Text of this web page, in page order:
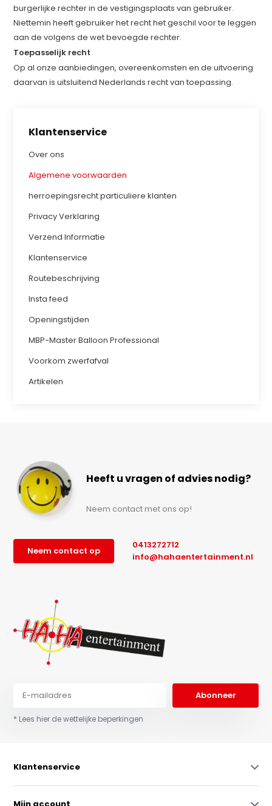
Klantenservice
Over ons
Algemene voorwaarden
herroepingsrecht particuliere klanten
Privacy Verklaring
Verzend Informatie
Klantenservice
Routebeschrijving
Insta feed
Openingstijden
MBP-Master Balloon Professional
Voorkom zwerfafval
Artikelen
burgerlijke rechter in de vestigingsplaats van gebruiker.
Niettemin heeft gebruiker het recht het geschil voor te leggen
aan de volgens de wet bevoegde rechter.
Toepasselijk recht
Op al onze aanbiedingen, overeenkomsten en de uitvoering
daarvan is uitsluitend Nederlands recht van toepassing.
Heeft u vragen of advies nodig?
Neem contact met ons op!
Neem contact op
0413272712
info@hahaentertainment.nl
Abonneer
* Lees hier de wettelijke beperkingen
Klantenservice